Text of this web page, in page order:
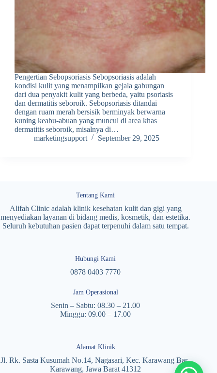
Pengertian Sebopsoriasis Sebopsoriasis adalah
kondisi kulit yang menampilkan gejala gabungan
dari dua penyakit kulit yang berbeda, yaitu psoriasis
dan dermatitis seboroik. Sebopsoriasis ditandai
dengan ruam merah bersisik berminyak berwarna
kuning keabu-abuan yang muncul di area khas
dermatitis seboroik, misalnya di…
marketingsupport
September 29, 2025
Tentang Kami
Alifah Clinic adalah klinik kesehatan kulit dan gigi yang
menyediakan layanan di bidang medis, kosmetik, dan estetika.
Seluruh kebutuhan pasien dapat terpenuhi dalam satu tempat.
Hubungi Kami
0878 0403 7770
Jam Operasional
Senin – Sabtu: 08.30 – 21.00
Minggu: 09.00 – 17.00
Alamat Klinik
Jl. Rk. Sasta Kusumah No.14, Nagasari, Kec. Karawang Bar.,
Karawang, Jawa Barat 41312